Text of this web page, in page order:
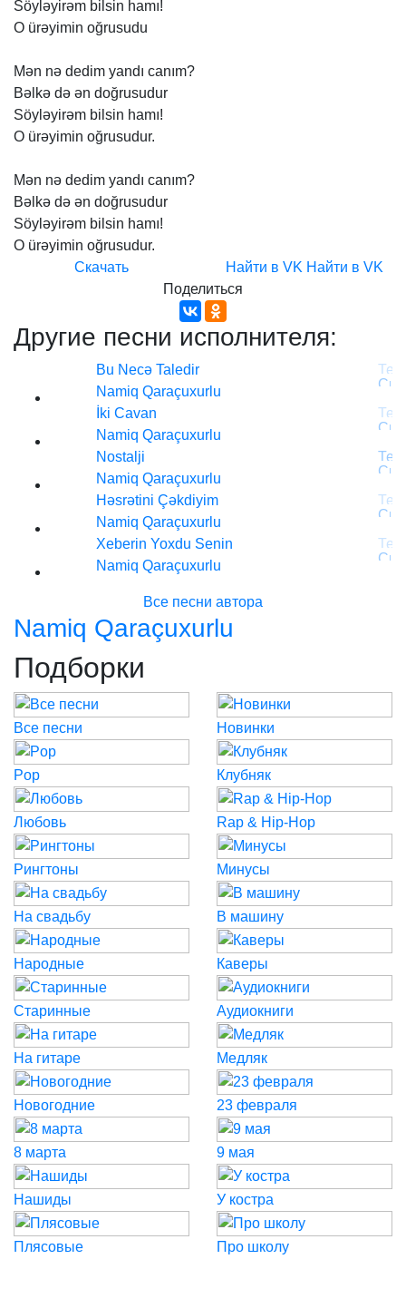
Söyləyirəm bilsin hamı!
O ürəyimin oğrusudu
Mən nə dedim yandı canım?
Bəlkə də ən doğrusudur
Söyləyirəm bilsin hamı!
O ürəyimin oğrusudur.
Mən nə dedim yandı canım?
Bəlkə də ən doğrusudur
Söyləyirəm bilsin hamı!
O ürəyimin oğrusudur.
Скачать
Найти в VK Найти в VK
Поделиться
Другие песни исполнителя:
Bu Necə Taledir
Namiq Qaraçuxurlu
İki Cavan
Namiq Qaraçuxurlu
Nostalji
Namiq Qaraçuxurlu
Həsrətini Çəkdiyim
Namiq Qaraçuxurlu
Xeberin Yoxdu Senin
Namiq Qaraçuxurlu
Все песни автора
Namiq Qaraçuxurlu
Подборки
Все песни Новинки
Pop Клубняк
Любовь Rap & Hip-Hop
Рингтоны Минусы
На свадьбу В машину
Народные Каверы
Старинные Аудиокниги
На гитаре Медляк
Новогодние 23 февраля
8 марта 9 мая
Нашиды У костра
Плясовые Про школу